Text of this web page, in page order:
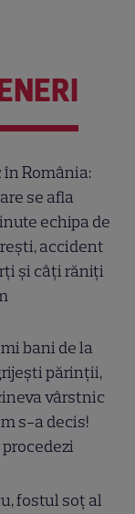
România:
se afla
echipa de
accident
și câți răniți
bani de la
părinții,
vârstnic
s-a decis!
fostul soț al